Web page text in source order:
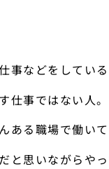
事などをしてい
仕事ではない人。
ある職場で働いて
と思いながらやっ